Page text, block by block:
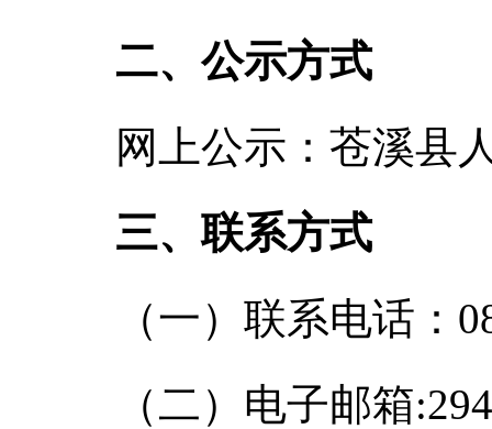
二、公示方式
网上公示：苍溪县
三、联系方式
（一）联系电话：
（二）电子邮箱